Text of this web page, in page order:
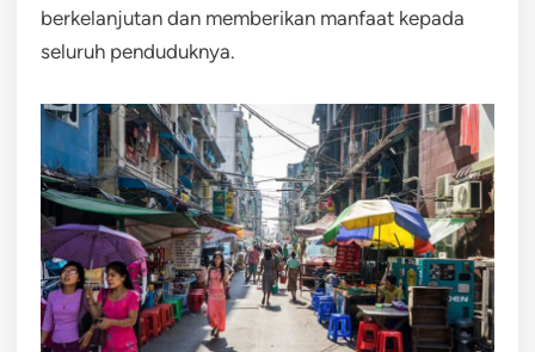
berkelanjutan dan memberikan manfaat kepada
seluruh penduduknya.